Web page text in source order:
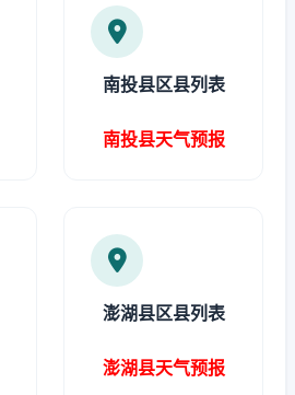
南投县区县列表
南投县天气预报
澎湖县区县列表
澎湖县天气预报